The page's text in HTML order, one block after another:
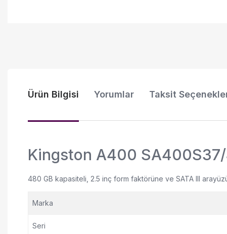
Ürün Bilgisi Yorumlar Taksit
Kingston A400
480 GB kapasiteli, 2.5 inç form faktörüne ve SATA III
Marka
Seri